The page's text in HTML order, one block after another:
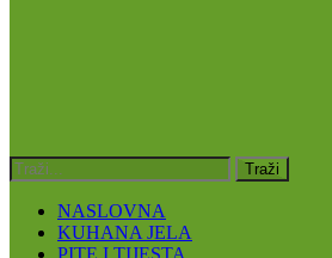
NASLOVNA
KUHANA JELA
PITE I TIJESTA